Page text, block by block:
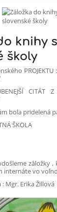
knihy
školy
PROJEKTU
CITÁT
bola pridelená
ŠKOLA
záložky
internáte vo
Mgr. Erika Žillová